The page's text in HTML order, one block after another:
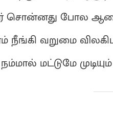
சொன்னது போல
நீங்கி வறுமை
மட்டுமே